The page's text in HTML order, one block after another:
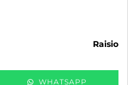
raisio
WHATSAPP